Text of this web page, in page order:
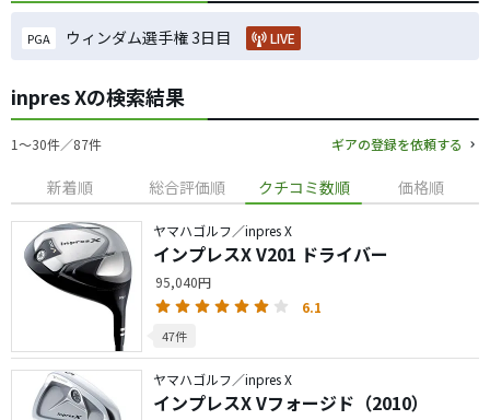
PGA ウィンダム選手権 3日目 LIVE
inpres Xの検索結果
1〜30件／87件 ギアの登録を依頼する
新着順 総合評価順 クチコミ数順 価格順
ヤマハゴルフ／inpres X
インプレスX V201 ドライバー
95,040円
6.1
47件
ヤマハゴルフ／inpres X
インプレスX Vフォージド（2010）